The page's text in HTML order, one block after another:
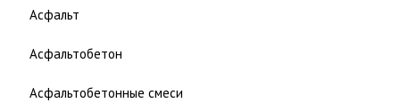
Асфальт
Асфальтобетон
Асфальтобетонные смеси